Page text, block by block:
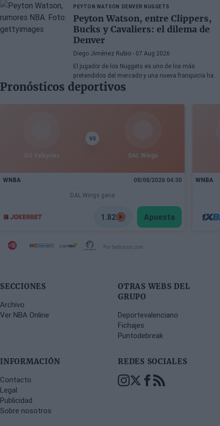
Mundet, la sección azulgrana ingresó cerca de tres
millones de euros procedentes de salidas de
jugadores, a pesar de un proceso de transferencias
marcado por la incertidumbre y los cambios de
última hora.
PEYTON WATSON DENVER NUGGETS
Peyton Watson, entre Clippers,
Bucks y Cavaliers: el dilema de
Denver
Diego Jiménez Rubio - 07 Aug 2026
El jugador de los Nuggets es uno de los más
pretendidos del mercado y una nueva franquicia ha
entrado en la puja.
Pronósticos deportivos
GS Valkyries
VS
DAL Wings
WNBA 08/08/2026 04:30
DAL Wings gana
1.82 Apuesta
WNBA
Por beticious.com
SECCIONES
Archivo
Ver NBA Online
OTRAS WEBS DEL
GRUPO
Deportevalenciano
Fichajes
Puntodebreak
INFORMACIÓN
Contacto
Legal
Publicidad
Sobre nosotros
REDES SOCIALES